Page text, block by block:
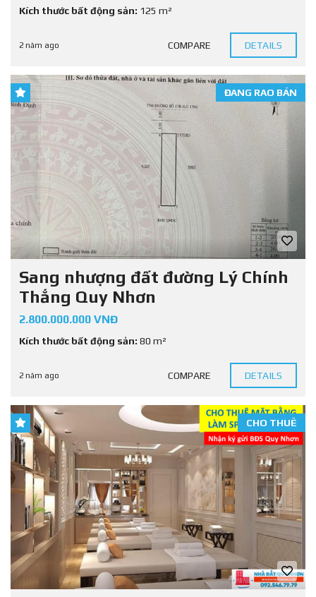
Kích thước bất động sản: 125 m²
2 năm ago COMPARE DETAILS
ĐANG RAO BÁN
Sang nhượng đất đường Lý Chính
Thắng Quy Nhơn
2.800.000.000 VNĐ
Kích thước bất động sản: 80 m²
2 năm ago COMPARE DETAILS
CHO THUÊ